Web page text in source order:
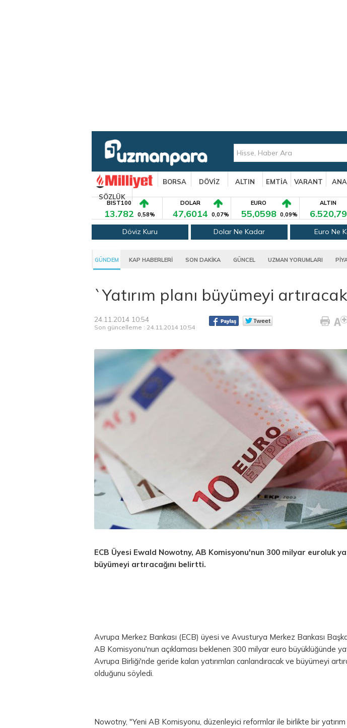
BORSA DÖVİZ ALTIN EMTİA VARANT
SÖZLÜK
BIST100
13.782 0,58%
DOLAR
47,6014 0,07%
EURO
55,0598 0,09%
ALTIN
6.520,79
Döviz Kuru Dolar Ne Kadar Euro Ne
GÜNDEM KAP HABERLERİ SON DAKİKA GÜNCEL UZMAN YORUMLARI
`Yatırım planı büyümeyi
24.11.2014 10:54
Son güncelleme : 24.11.2014 10:54
ECB Üyesi Ewald Nowotny, AB Komisyonu'nun 300 milyar euroluk
büyümeyi artıracağını belirtti.
Avrupa Merkez Bankası (ECB) üyesi ve Avusturya Merkez Bankası
AB Komisyonu'nun açıklaması beklenen 300 milyar euro büyüklüğünde
Avrupa Birliği'nde geride kalan yatırımları canlandıracak ve büyümeyi
olduğunu söyledi.
Nowotny, "Yeni AB Komisyonu, düzenleyici reformlar ile birlikte bir